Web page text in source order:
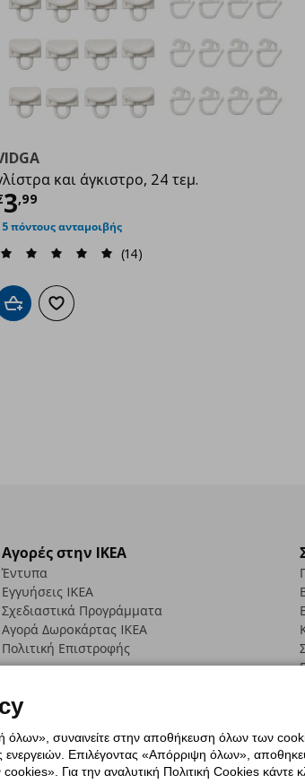
και άγκιστρο, 24 τεμ.
3,99 τιμή
πόντους ανταμοιβής
(14)
Προσθήκη στο καλάθι
Προσθήκη στα αγαπημένα
Αγορές στην IKEA
Έντυπα
Εγγυήσεις IKEA
Σχεδιαστικά Προγράμματα
Αγορά Δωρoκάρτας IKEA
Πολιτική Επιστροφής
Πολιτική Cookies Δήλωση ψηφιακής
όλων», συναινείτε στην αποθήκευση όλων των
Επιλέγοντας «Απόρριψη όλων»,
Για την αναλυτική Πολιτική Cookies κάντε